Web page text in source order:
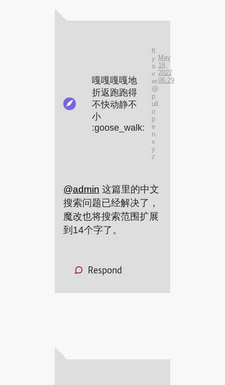
嘎嘎嘎嘎地
折返跑跑得
不快动静不
小
:goose_walk:
fl
y
o
v
er
@
p
ull
o
p
e
n.
x
y
z
May
18,
2022
06:29
@admin 这篇里的中文
搜索问题已经解决了，
魔改也将搜索范围扩展
到14个字了。
Respond